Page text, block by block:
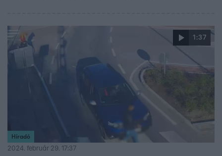
1:37
Híradó
2024. február 29. 17:37